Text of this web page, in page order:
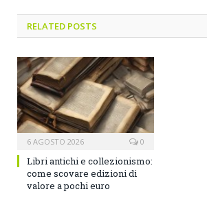
RELATED POSTS
6 AGOSTO 2026 0
Libri antichi e collezionismo:
come scovare edizioni di
valore a pochi euro